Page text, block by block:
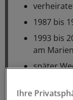
1987 bis
1993 bis
am
später
Tübingen
Ihre